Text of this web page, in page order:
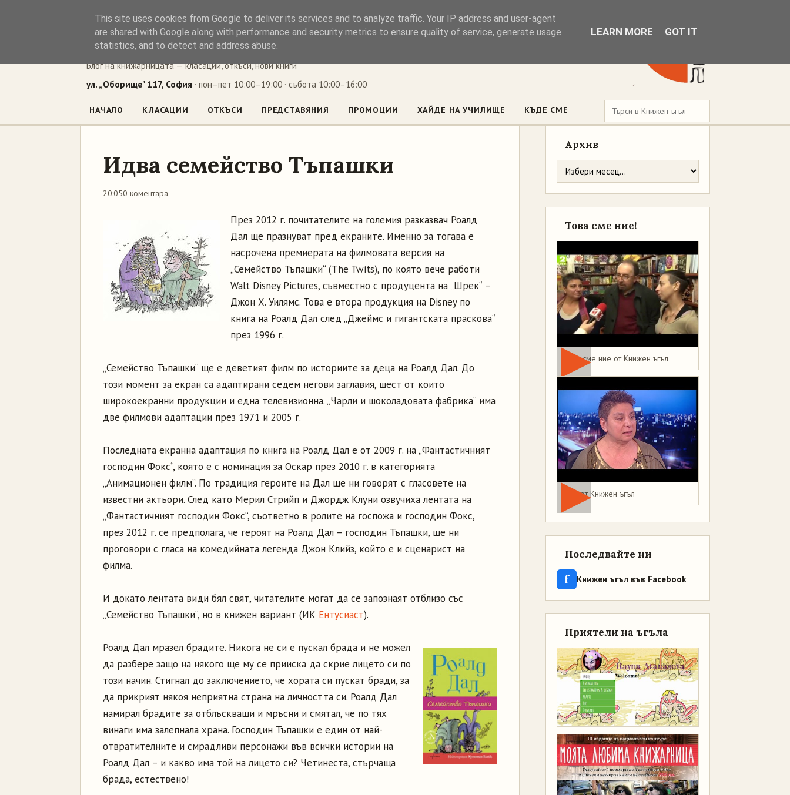
Книжен ъгъл
Блог на книжарницата — класации, откъси, нови книги
ул. „Оборище" 117, София · пон–пет 10:00–19:00 · събота 10:00–16:00
НАЧАЛО КЛАСАЦИИ ОТКЪСИ ПРЕДСТАВЯНИЯ ПРОМОЦИИ ХАЙДЕ НА УЧИЛИЩЕ КЪДЕ СМЕ
Идва семейство Тъпашки
20:050 коментара
През 2012 г. почитателите на големия разказвач Роалд
Дал ще празнуват пред екраните. Именно за тогава е
насрочена премиерата на филмовата версия на
„Семейство Тъпашки“ (The Twits), по която вече работи
Walt Disney Pictures, съвместно с продуцента на „Шрек“ –
Джон Х. Уилямс. Това е втора продукция на Disney по
книга на Роалд Дал след „Джеймс и гигантската праскова“
през 1996 г.
„Семейство Тъпашки“ ще е деветият филм по историите за деца на Роалд Дал. До
този момент за екран са адаптирани седем негови заглавия, шест от които
широкоекранни продукции и една телевизионна. „Чарли и шоколадовата фабрика“ има
две филмови адаптации през 1971 и 2005 г.
Последната екранна адаптация по книга на Роалд Дал е от 2009 г. на „Фантастичният
господин Фокс“, която е с номинация за Оскар през 2010 г. в категорията
„Анимационен филм”. По традиция героите на Дал ще ни говорят с гласовете на
известни актьори. След като Мерил Стрийп и Джордж Клуни озвучиха лентата на
„Фантастичният господин Фокс“, съответно в ролите на госпожа и господин Фокс,
през 2012 г. се предполага, че героят на Роалд Дал – господин Тъпашки, ще ни
проговори с гласа на комедийната легенда Джон Клийз, който е и сценарист на
филма.
И докато лентата види бял свят, читателите могат да се запознаят отблизо със
„Семейство Тъпашки“, но в книжен вариант (ИК Ентусиаст).
Роалд Дал мразел брадите. Никога не си е пускал брада и не можел
да разбере защо на някого ще му се прииска да скрие лицето си по
този начин. Стигнал до заключението, че хората си пускат бради, за
да прикрият някоя неприятна страна на личността си. Роалд Дал
намирал брадите за отблъскващи и мръсни и смятал, че по тях
винаги има залепнала храна. Господин Тъпашки е един от най-
отвратителните и смрадливи персонажи във всички истории на
Роалд Дал – и какво има той на лицето си? Четинеста, стърчаща
брада, естествено!
Архив
Това сме ние!
Това сме ние от Книжен ъгъл
Мая от Книжен ъгъл
Последвайте ни
f Книжен ъгъл във Facebook
Приятели на ъгъла
This site uses cookies from Google to deliver its services and to analyze traffic. Your IP address and user-agent
are shared with Google along with performance and security metrics to ensure quality of service, generate usage
statistics, and to detect and address abuse.
LEARN MORE GOT IT